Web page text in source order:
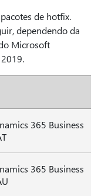
de hotfix.
dependendo da
Microsoft
365 Business
365 Business